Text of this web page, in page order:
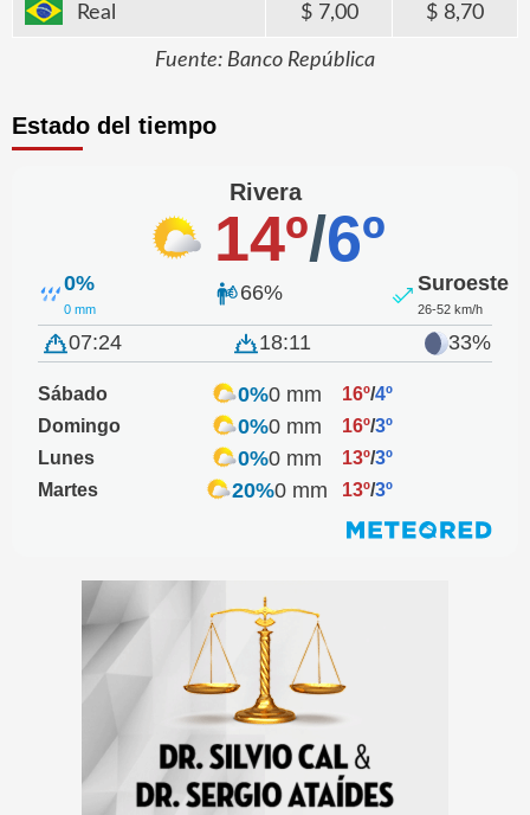
Real 7,00 8,70
Fuente: Banco República
Estado del tiempo
Rivera
14º/6º
0%
0 mm
66% Suroeste
26-52 km/h
07:24 18:11 33%
Sábado 0%0 mm 16º/4º
Domingo
0%0 mm 16º/3º
Lunes
0%0 mm 13º/3º
Martes
20%0 mm 13º/3º